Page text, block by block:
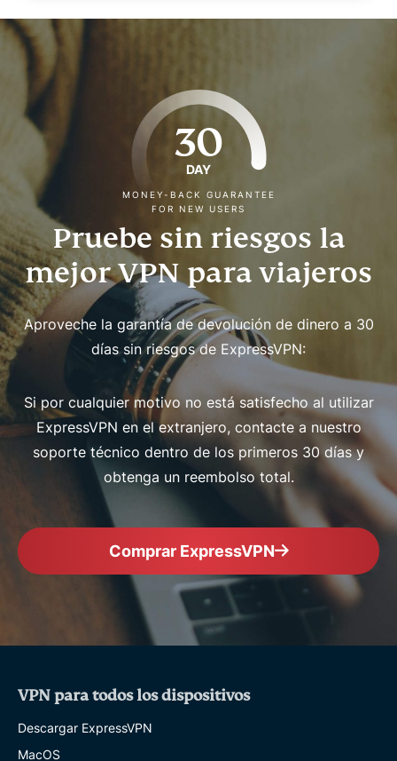
30
DAY
MONEY-BACK GUARANTEE
FOR NEW USERS
Pruebe sin riesgos la
mejor VPN para viajeros
Aproveche la garantía de devolución de dinero a 30
días sin riesgos de ExpressVPN:
Si por cualquier motivo no está satisfecho al utilizar
ExpressVPN en el extranjero, contacte a nuestro
soporte técnico dentro de los primeros 30 días y
obtenga un reembolso total.
Comprar ExpressVPN
VPN para todos los dispositivos
Descargar ExpressVPN
MacOS